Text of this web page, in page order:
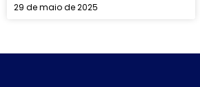
29 de maio de 2025